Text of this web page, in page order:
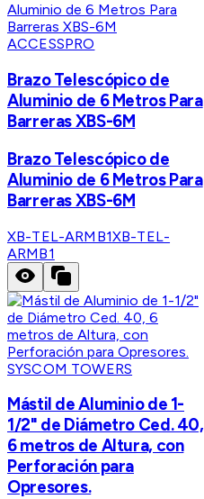
ACCESSPRO
Brazo Telescópico de
Aluminio de 6 Metros Para
Barreras XBS-6M
Brazo Telescópico de
Aluminio de 6 Metros Para
Barreras XBS-6M
XB-TEL-ARMB1XB-TEL-
ARMB1
SYSCOM TOWERS
Mástil de Aluminio de 1-
1/2" de Diámetro Ced. 40,
6 metros de Altura, con
Perforación para
Opresores.